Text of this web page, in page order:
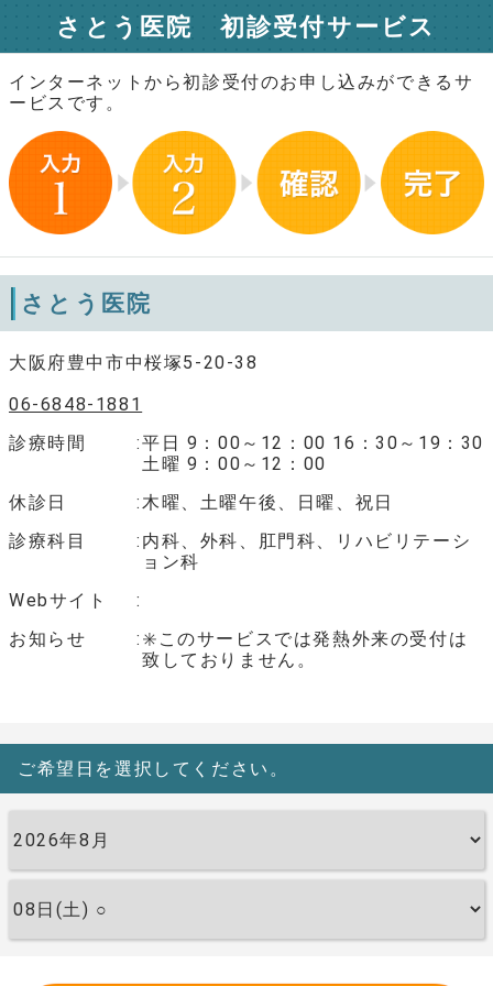
さとう医院 初診受付サービス
インターネットから初診受付のお申し込みができるサ
ービスです。
さとう医院
大阪府豊中市中桜塚5-20-38
06-6848-1881
診療時間
平日 9：00～12：00 16：30～19：30
土曜 9：00～12：00
休診日
木曜、土曜午後、日曜、祝日
診療科目
内科、外科、肛門科、リハビリテーシ
ョン科
Webサイト
お知らせ
✳️このサービスでは発熱外来の受付は
致しておりません。
ご希望日を選択してください。